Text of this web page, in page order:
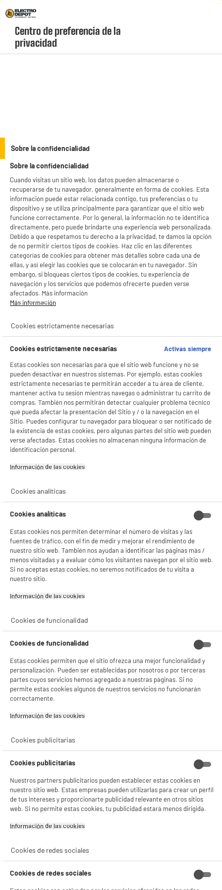
Menú
geolocation-header-icon-text
account
product_anchor_characteristics
3€45
Garantía incluida :3 años
Hasta
Características
Materia principal Inox
Características adicionales
Set de 2 cuchillos con hoja de
distancia)
Perfecto para cortar, picar y
Con el fin de mejorar tu experiencia, y tras tu consentimiento, ELECTRO DEPOT
y sus socios utilizan cookies que procesan tus datos personales para:
- compartir contenido adaptado a tus preferencias
- ofrecer publicidad y comunicaciones personalizadas
- facilitar el intercambio de contenido en las redes sociales
- analizar el tráfico en nuestro sitio web Consulta la política de cookies.
Consulta la política de cookies..
Si aceptas, la experiencia será aún mejor. Si no acepta, se utilizarán cookies
estadísticas anónimas basadas en tu navegación. Puedes oponerte a su uso
¡Buena visita!
Centro de preferencia de la
privacidad
Sobre la confidencialidad
Sobre la confidencialidad
Cuando visitas un sitio web, los datos pueden almacenarse o
recuperarse de tu navegador, generalmente en forma de cookies. Esta
información puede estar relacionada contigo, tus preferencias o tu
dispositivo y se utiliza principalmente para garantizar que el sitio web
funcione correctamente. Por lo general, la información no te identifica
directamente, pero puede brindarte una experiencia web personalizada.
Debido a que respetamos tu derecho a la privacidad, te damos la opción
de no permitir ciertos tipos de cookies. Haz clic en las diferentes
categorías de cookies para obtener más detalles sobre cada una de
ellas, y así elegir las cookies que se colocarán en tu navegador. Sin
embargo, si bloqueas ciertos tipos de cookies, tu experiencia de
navegación y los servicios que podemos ofrecerte pueden verse
afectados. Más información
Más información
Cookies estrictamente necesarias
Cookies estrictamente necesarias
Activas siempre
Estas cookies son necesarias para que el sitio web funcione y no se
pueden desactivar en nuestros sistemas. Por ejemplo, estas cookies
estrictamente necesarias te permitirán acceder a tu área de cliente,
mantener activa tu sesión mientras navegas o administrar tu carrito de
compras. También nos permitirán detectar cualquier problema técnico
que pueda afectar la presentación del Sitio y / o la navegación en el
Sitio. Puedes configurar tu navegador para bloquear o ser notificado de
la existencia de estas cookies, pero algunas partes del sitio web pueden
verse afectadas. Estas cookies no almacenan ninguna información de
identificación personal.
Información de las cookies‎
Cookies analíticas
Cookies analíticas
Estas cookies nos permiten determinar el número de visitas y las
fuentes de tráfico, con el fin de medir y mejorar el rendimiento de
nuestro sitio web. También nos ayudan a identificar las páginas más /
menos visitadas y a evaluar cómo los visitantes navegan por el sitio web.
Si no aceptas estas cookies, no seremos notificados de tu visita a
nuestro sitio.
Información de las cookies‎
Cookies de funcionalidad
Cookies de funcionalidad
Estas cookies permiten que el sitio ofrezca una mejor funcionalidad y
personalización. Pueden ser establecidas por nosotros o por terceras
partes cuyos servicios hemos agregado a nuestras páginas. Si no
permite estas cookies algunos de nuestros servicios no funcionarán
correctamente.
Información de las cookies‎
Cookies publicitarias
Cookies publicitarias
Nuestros partners publicitarios pueden establecer estas cookies en
nuestro sitio web. Estas empresas pueden utilizarlas para crear un perfil
de tus intereses y proporcionarte publicidad relevante en otros sitios
web. Si no permite estas cookies, tu publicidad estará menos dirigida.
Información de las cookies‎
Cookies de redes sociales
Cookies de redes sociales